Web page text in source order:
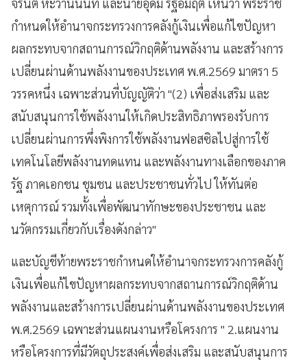
กำหนดให้อำนาจกระทรวงการคลังกู้เงินเพื่อแก้ไขปัญหา
ผลกระทบจากสถานการณ์วิกฤติด้านพลังงาน และสร้างการ
เปลี่ยนผ่านด้านพลังงานของประเทศ พ.ศ.2569 มาตรา 5
วรรคหนึ่ง เฉพาะส่วนที่บัญญัติว่า "(2) เพื่อส่งเสริม และ
สนับสนุนการใช้พลังงานให้เกิดประสิทธิภาพรองรับการ
เปลี่ยนผ่านการพึ่งพิงการใช้พลังงานฟอสซิลไปสู่การใช้
เทคโนโลยีพลังงานทดแทน และพลังงานทางเลือกของภาค
รัฐ ภาคเอกชน ชุมชน และประชาชนทั่วไป ให้ทันต่อ
เหตุการณ์ รวมทั้งเพื่อพัฒนาทักษะของประชาชน และ
นวัตกรรมเกี่ยวกับเรื่องดังกล่าว"
และบัญชีท้ายพระราชกำหนดให้อำนาจกระทรวงการคลังกู้
เงินเพื่อแก้ไขปัญหาผลกระทบจากสถานการณ์วิกฤติด้าน
พลังงานและสร้างการเปลี่ยนผ่านด้านพลังงานของประเทศ
พ.ศ.2569 เฉพาะส่วนแผนงานหรือโครงการ " 2.แผนงาน
หรือโครงการที่มีวัตถุประสงค์เพื่อส่งเสริม และสนับสนุนการ